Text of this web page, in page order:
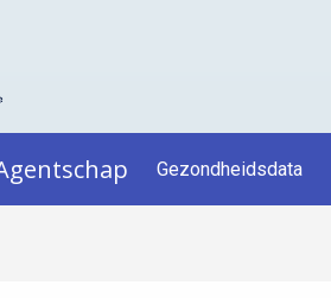
Gezondheidsdata